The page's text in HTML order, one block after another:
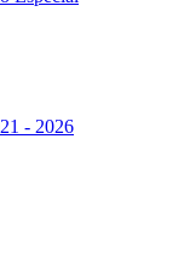
- 2026